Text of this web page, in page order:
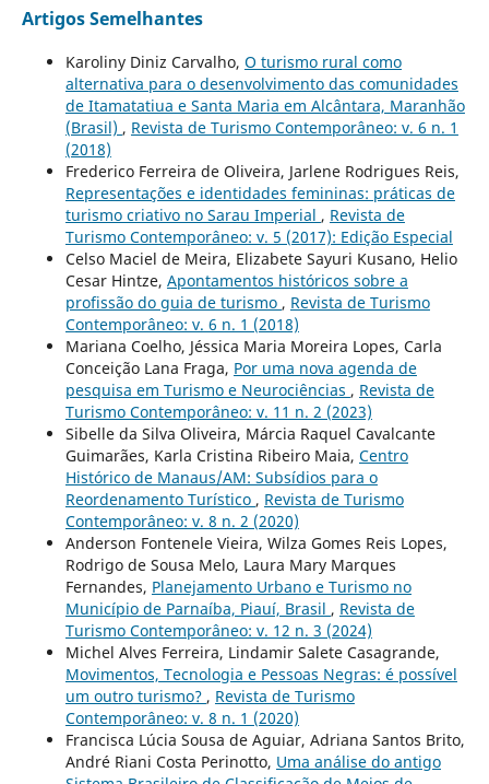
Artigos Semelhantes
Karoliny Diniz Carvalho, O turismo rural como
alternativa para o desenvolvimento das comunidades
de Itamatatiua e Santa Maria em Alcântara, Maranhão
(Brasil) , Revista de Turismo Contemporâneo: v. 6 n. 1
(2018)
Frederico Ferreira de Oliveira, Jarlene Rodrigues Reis,
Representações e identidades femininas: práticas de
turismo criativo no Sarau Imperial , Revista de
Turismo Contemporâneo: v. 5 (2017): Edição Especial
Celso Maciel de Meira, Elizabete Sayuri Kusano, Helio
Cesar Hintze, Apontamentos históricos sobre a
profissão do guia de turismo , Revista de Turismo
Contemporâneo: v. 6 n. 1 (2018)
Mariana Coelho, Jéssica Maria Moreira Lopes, Carla
Conceição Lana Fraga, Por uma nova agenda de
pesquisa em Turismo e Neurociências , Revista de
Turismo Contemporâneo: v. 11 n. 2 (2023)
Sibelle da Silva Oliveira, Márcia Raquel Cavalcante
Guimarães, Karla Cristina Ribeiro Maia, Centro
Histórico de Manaus/AM: Subsídios para o
Reordenamento Turístico , Revista de Turismo
Contemporâneo: v. 8 n. 2 (2020)
Anderson Fontenele Vieira, Wilza Gomes Reis Lopes,
Rodrigo de Sousa Melo, Laura Mary Marques
Fernandes, Planejamento Urbano e Turismo no
Município de Parnaíba, Piauí, Brasil , Revista de
Turismo Contemporâneo: v. 12 n. 3 (2024)
Michel Alves Ferreira, Lindamir Salete Casagrande,
Movimentos, Tecnologia e Pessoas Negras: é possível
um outro turismo? , Revista de Turismo
Contemporâneo: v. 8 n. 1 (2020)
Francisca Lúcia Sousa de Aguiar, Adriana Santos Brito,
André Riani Costa Perinotto, Uma análise do antigo